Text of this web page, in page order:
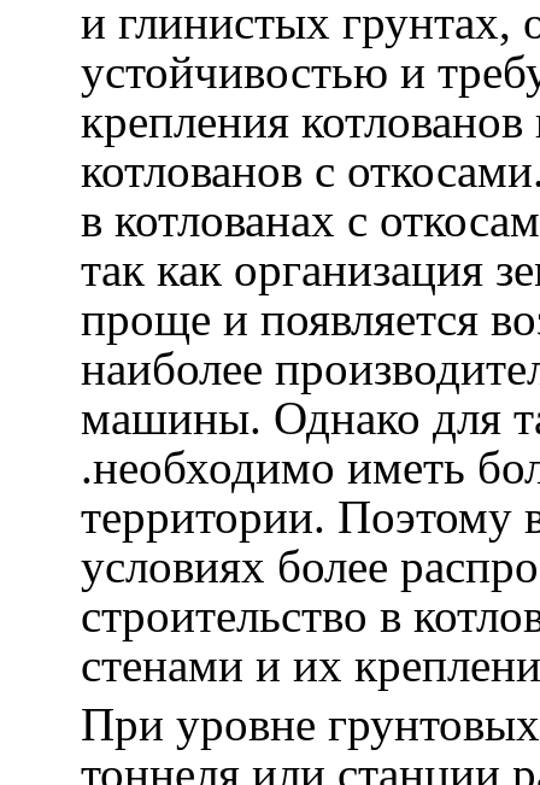
и глинистых
устойчивостью и
крепления
котлованов с
в котлованах с
так как организация
проще и появляется
наиболее
машины. Однако для
.необходимо иметь
территории. Поэтому
условиях более
строительство в
стенами и их
При уровне
тоннеля или станции